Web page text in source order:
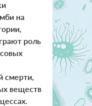
на
роль
смерти,
веществ